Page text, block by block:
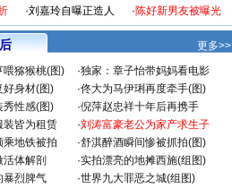
·刘嘉玲自曝正造人
·陈好新男友被曝光
更多>>
喂猕猴桃(图)
·独家：章子怡带妈妈看电影
好身材(图)
·佟大为马伊琍再度牵手(图)
秀性感(图)
·倪萍赵忠祥十年后再携手
装皆为租赁
·刘涛富豪老公为家产求生子
乘地铁被拍
·舒淇醉酒瞬间惨被抓拍(图)
体解剖
·实拍漂亮的地摊西施(组图)
暴烈脾气
·世界九大罪恶之城(组图)